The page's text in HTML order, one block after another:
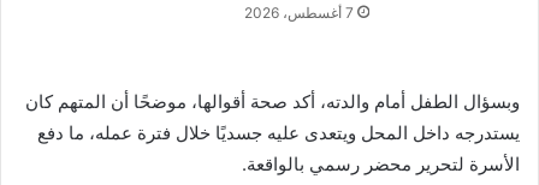
7 أغسطس، 2026
وبسؤال الطفل أمام والدته، أكد صحة أقوالها، موضحًا أن المتهم كان
يستدرجه داخل المحل ويتعدى عليه جسديًا خلال فترة عمله، ما دفع
الأسرة لتحرير محضر رسمي بالواقعة.